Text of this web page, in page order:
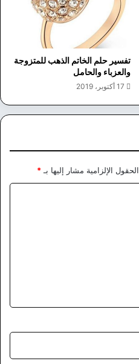
تفسير حلم الخاتم الذهب للمتزوجة
والعزباء والحامل
17 أكتوبر، 2019
الحقول الإلزامية مشار إليها بـ *